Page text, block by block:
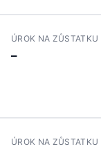
ÚROK NA ZŮSTATKU
–
ÚROK NA ZŮSTATKU